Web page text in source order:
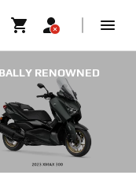
RENOWNED